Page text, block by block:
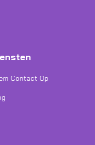
Contact Op